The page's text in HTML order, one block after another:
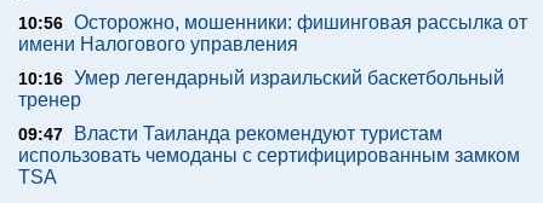
10:56 Осторожно, мошенники: фишинговая рассылка от
имени Налогового управления
10:16 Умер легендарный израильский баскетбольный
тренер
09:47
Власти Таиланда рекомендуют туристам
использовать чемоданы с сертифицированным замком
TSA